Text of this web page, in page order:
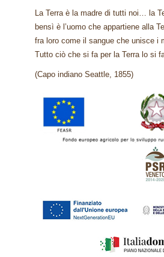
La Terra è la madre di tutti noi… la
bensì è l’uomo che appartiene alla
fra loro come il sangue che unisce i
Tutto ciò che si fa per la Terra lo si
(Capo indiano Seattle, 1855)